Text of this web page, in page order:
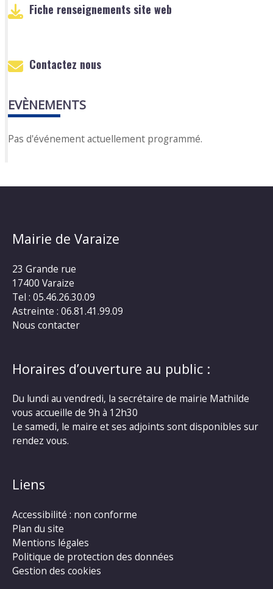
Fiche renseignements site web
Contactez nous
EVÈNEMENTS
Pas d'événement actuellement programmé.
Mairie de Varaize
23 Grande rue
17400 Varaize
Tel : 05.46.26.30.09
Astreinte : 06.81.41.99.09
Nous contacter
Horaires d’ouverture au public :
Du lundi au vendredi, la secrétaire de mairie Mathilde
vous accueille de 9h à 12h30
Le samedi, le maire et ses adjoints sont disponibles sur
rendez vous.
Liens
Accessibilité : non conforme
Plan du site
Mentions légales
Politique de protection des données
Gestion des cookies